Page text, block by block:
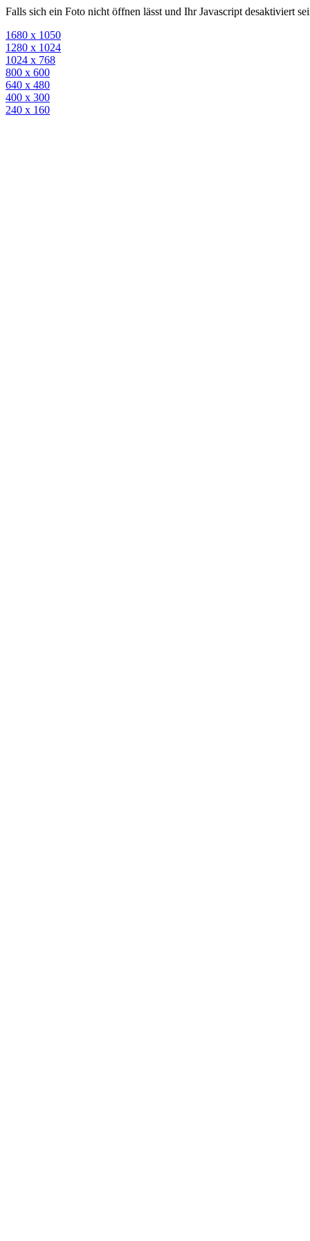
Falls sich ein Foto nicht öffnen lässt und Ihr Javascript desaktiviert
1680 x 1050
1280 x 1024
1024 x 768
800 x 600
640 x 480
400 x 300
240 x 160